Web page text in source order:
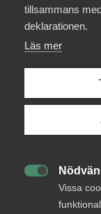
tillsammans
deklarationen.
Läs mer
Vissa
Tåg­företagen
Kurser &
Logga in på
Status
Under
15 november